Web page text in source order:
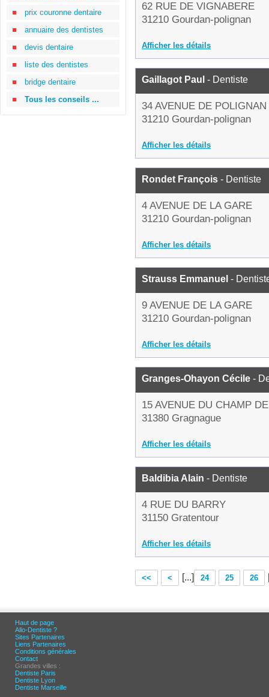
prix couronne dentaire
annuaire des dentistes
devis dentaire
liste des dentistes
bridge dentaire
Tous les conseils ...
62 RUE DE VIGNABERE
31210 Gourdan-polignan
Afficher les détails
Gaillagot Paul - Dentiste
34 AVENUE DE POLIGNAN
31210 Gourdan-polignan
Afficher les détails
Rondet François - Dentiste
4 AVENUE DE LA GARE
31210 Gourdan-polignan
Afficher les détails
Strauss Emmanuel -
9 AVENUE DE LA GARE
31210 Gourdan-polignan
Afficher les détails
Granges-Ohayon Cécile -
15 AVENUE DU CHAMP
31380 Gragnague
Afficher les détails
Baldibia Alain - Dentiste
4 RUE DU BARRY
31150 Gratentour
Afficher les détails
<< < [...] 24 25 26
Haut de page
Allo-Dentiste ?
Sites Partenaires
Liens Partenaires
Conditions générales
Contact
Grandes villes :
Dentiste Paris
Dentiste Lyon
Dentiste Marseille